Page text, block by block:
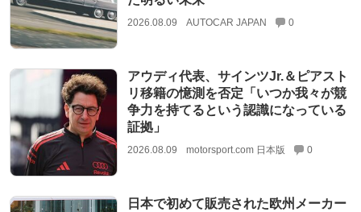
2026.08.09 AUTOCAR JAPAN 0
アウディ代表、サインツJr.＆ピアスト
リ移籍の憶測を否定「いつか我々が競
争力を持てるという認識になっている
証拠」
2026.08.09 motorsport.com 日本版 0
日本で初めて販売された欧州メーカー